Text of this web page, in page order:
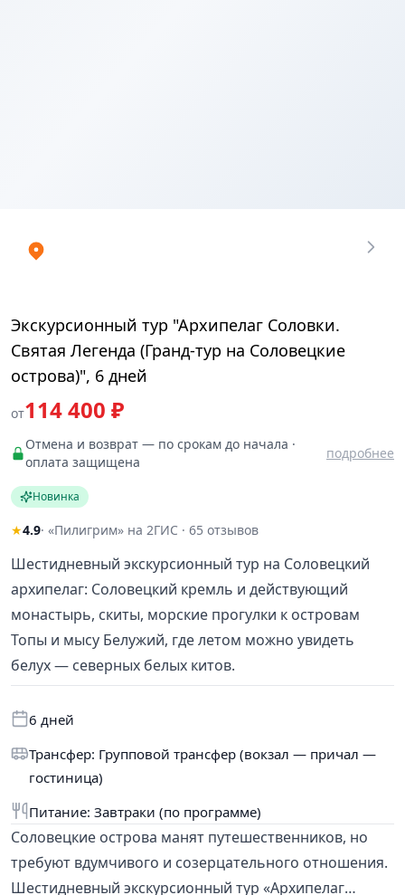
Экскурсионный тур "Архипелаг Соловки.
Святая Легенда (Гранд-тур на Соловецкие
острова)", 6 дней
от114 400 ₽
Отмена и возврат — по срокам до начала ·
оплата защищена
подробнее
Новинка
★4.9· «Пилигрим» на 2ГИС · 65 отзывов
Шестидневный экскурсионный тур на Соловецкий
архипелаг: Соловецкий кремль и действующий
монастырь, скиты, морские прогулки к островам
Топы и мысу Белужий, где летом можно увидеть
белух — северных белых китов.
6 дней
Трансфер: Групповой трансфер (вокзал — причал —
гостиница)
Питание: Завтраки (по программе)
Соловецкие острова манят путешественников, но
требуют вдумчивого и созерцательного отношения.
Шестидневный экскурсионный тур «Архипелаг